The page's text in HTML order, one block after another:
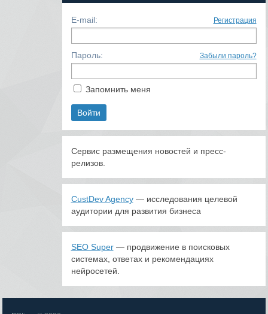
E-mail: Регистрация
Пароль: Забыли пароль?
Запомнить меня
Сервис размещения новостей и пресс-
релизов.
CustDev Agency— исследования целевой
аудитории для развития бизнеса
SEO Super— продвижение в поисковых
системах, ответах и рекомендациях
нейросетей.